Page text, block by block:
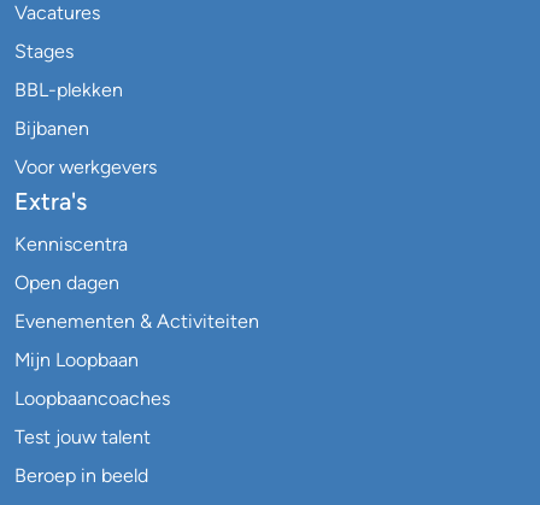
Vacatures
Stages
BBL-plekken
Bijbanen
Voor werkgevers
Extra's
Kenniscentra
Open dagen
Evenementen & Activiteiten
Mijn Loopbaan
Loopbaancoaches
Test jouw talent
Beroep in beeld